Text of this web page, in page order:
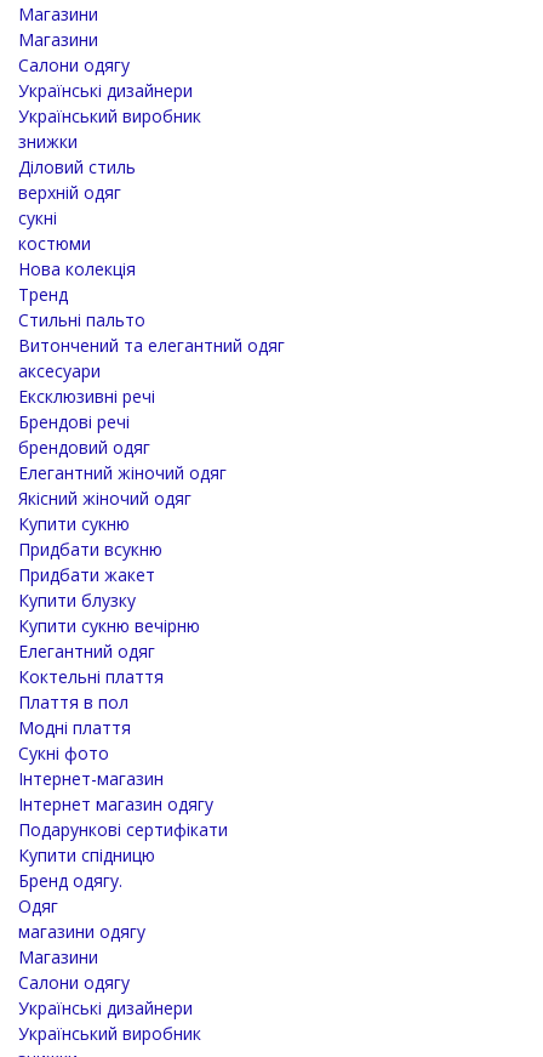
Магазини
Магазини
Салони одягу
Українські дизайнери
Український виробник
знижки
Діловий стиль
верхній одяг
сукні
костюми
Нова колекція
Тренд
Стильні пальто
Витончений та елегантний одяг
аксесуари
Ексклюзивні речі
Брендові речі
брендовий одяг
Елегантний жіночий одяг
Якісний жіночий одяг
Купити сукню
Придбати всукню
Придбати жакет
Купити блузку
Купити сукню вечірню
Елегантний одяг
Коктельні плаття
Плаття в пол
Модні плаття
Сукні фото
Інтернет-магазин
Інтернет магазин одягу
Подарункові сертифікати
Купити спідницю
Бренд одягу.
Одяг
магазини одягу
Магазини
Салони одягу
Українські дизайнери
Український виробник